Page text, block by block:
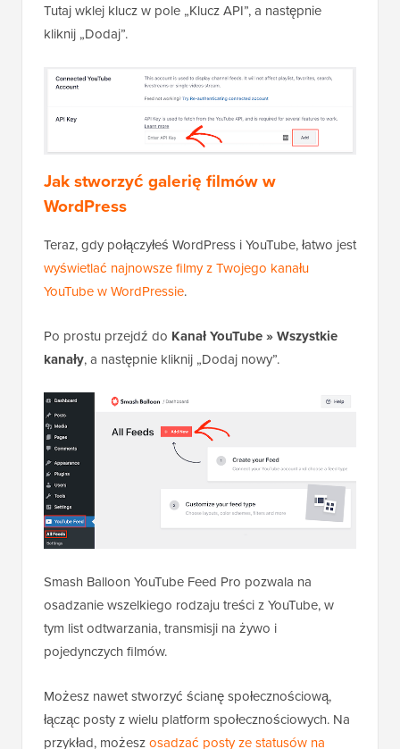
Tutaj wklej klucz w pole „Klucz API”, a następnie
kliknij „Dodaj”.
Jak stworzyć galerię filmów w
WordPress
Teraz, gdy połączyłeś WordPress i YouTube, łatwo jest
wyświetlać najnowsze filmy z Twojego kanału
YouTube w WordPressie.
Po prostu przejdź do Kanał YouTube » Wszystkie
kanały, a następnie kliknij „Dodaj nowy”.
Smash Balloon YouTube Feed Pro pozwala na
osadzanie wszelkiego rodzaju treści z YouTube, w
tym list odtwarzania, transmisji na żywo i
pojedynczych filmów.
Możesz nawet stworzyć ścianę społecznościową,
łącząc posty z wielu platform społecznościowych. Na
przykład, możeszosadzać posty ze statusów na